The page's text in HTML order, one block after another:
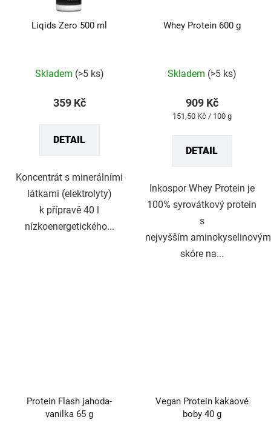
Liqids Zero 500 ml
hodnocení
je
z
hvězdiček.
Skladem (>5 ks)
359 Kč
DETAIL
Koncentrát s minerálními
látkami (elektrolyty)
k přípravě 40 l
nízkoenergetického...
Whey Protein 600 g
hodnocení
je
5
Skladem (>5 ks)
909 Kč
Měrná
151,50 Kč / 100 g
DETAIL
Inkospor Whey Protein je
100% syrovátkový protein
s
nejvyšším aminokyselinovým
skóre na...
Protein Flash jahoda-
vanilka 65 g
Vegan Protein kakaové
boby 40 g